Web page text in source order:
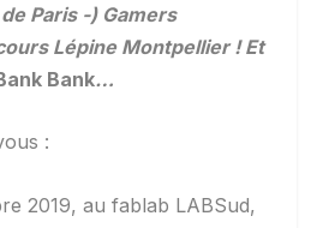
Paris -) Gamers
Lépine Montpellier ! Et
Bank…
:
2019, au fablab LABSud,